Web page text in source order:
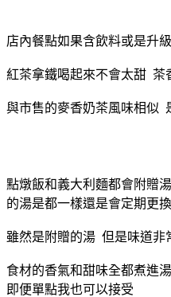
店內餐點如果含飲料或是升
紅茶拿鐵喝起來不會太甜 茶
與市售的麥香奶茶風味相似
點燉飯和義大利麵都會附贈
的湯是都一樣還是會定期更換
雖然是附贈的湯 但是味道非
食材的香氣和甜味全都煮進
即便單點我也可以接受